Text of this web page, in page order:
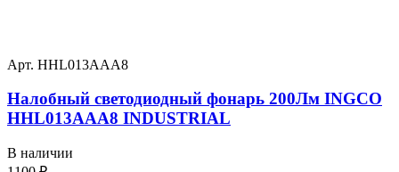
Арт. HHL013AAA8
Налобный светодиодный фонарь 200Лм INGCO
HHL013AAA8 INDUSTRIAL
В наличии